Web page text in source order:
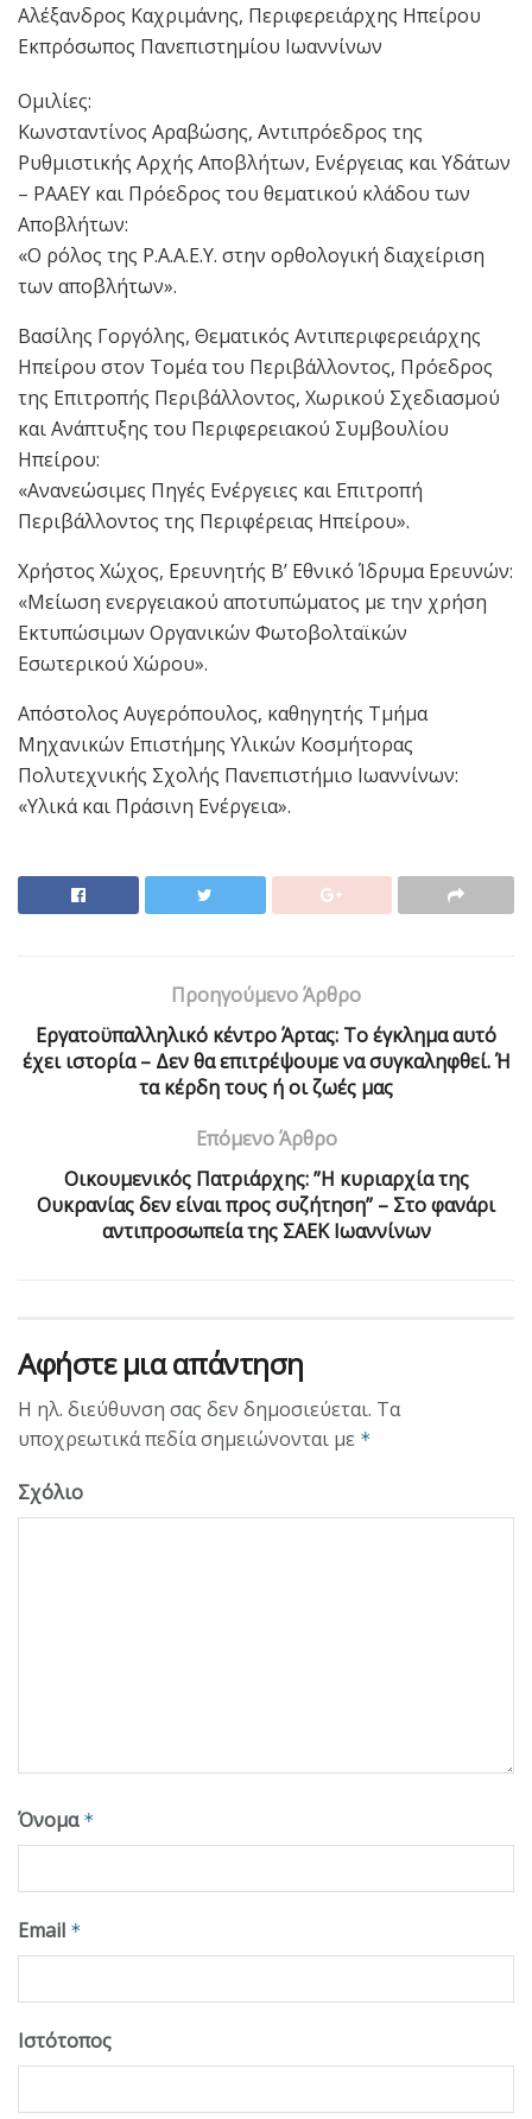
Αλέξανδρος Καχριμάνης, Περιφερειάρχης Ηπείρου
Εκπρόσωπος Πανεπιστημίου Ιωαννίνων
Ομιλίες:
Κωνσταντίνος Αραβώσης, Αντιπρόεδρος της
Ρυθμιστικής Αρχής Αποβλήτων, Ενέργειας και Υδάτων
– ΡΑΑΕΥ και Πρόεδρος του θεματικού κλάδου των
Αποβλήτων:
«Ο ρόλος της Ρ.Α.Α.Ε.Υ. στην ορθολογική διαχείριση
των αποβλήτων».
Βασίλης Γοργόλης, Θεματικός Αντιπεριφερειάρχης
Ηπείρου στον Τομέα του Περιβάλλοντος, Πρόεδρος
της Επιτροπής Περιβάλλοντος, Χωρικού Σχεδιασμού
και Ανάπτυξης του Περιφερειακού Συμβουλίου
Ηπείρου:
«Ανανεώσιμες Πηγές Ενέργειες και Επιτροπή
Περιβάλλοντος της Περιφέρειας Ηπείρου».
Χρήστος Χώχος, Ερευνητής Β’ Εθνικό Ίδρυμα Ερευνών:
«Μείωση ενεργειακού αποτυπώματος με την χρήση
Εκτυπώσιμων Οργανικών Φωτοβολταϊκών
Εσωτερικού Χώρου».
Απόστολος Αυγερόπουλος, καθηγητής Τμήμα
Μηχανικών Επιστήμης Υλικών Κοσμήτορας
Πολυτεχνικής Σχολής Πανεπιστήμιο Ιωαννίνων:
«Υλικά και Πράσινη Ενέργεια».
Προηγούμενο Άρθρο
Εργατοϋπαλληλικό κέντρο Άρτας: Το έγκλημα αυτό
έχει ιστορία – Δεν θα επιτρέψουμε να συγκαληφθεί. Ή
τα κέρδη τους ή οι ζωές μας
Επόμενο Άρθρο
Οικουμενικός Πατριάρχης: ”Η κυριαρχία της
Ουκρανίας δεν είναι προς συζήτηση” – Στο φανάρι
αντιπροσωπεία της ΣΑΕΚ Ιωαννίνων
Αφήστε μια απάντηση
Η ηλ. διεύθυνση σας δεν δημοσιεύεται. Τα
υποχρεωτικά πεδία σημειώνονται με *
Σχόλιο
Όνομα *
Email *
Ιστότοπος